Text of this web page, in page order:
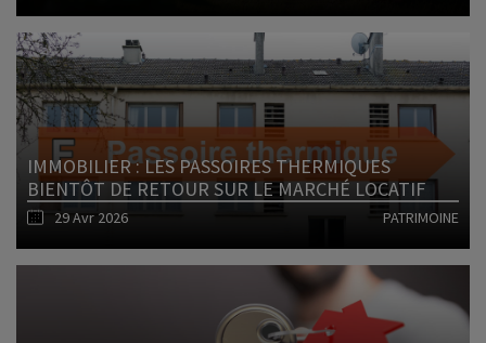
Lire l'article
IMMOBILIER : LES PASSOIRES THERMIQUES
BIENTÔT DE RETOUR SUR LE MARCHÉ LOCATIF
29 Avr 2026 PATRIMOINE
Lire l'article